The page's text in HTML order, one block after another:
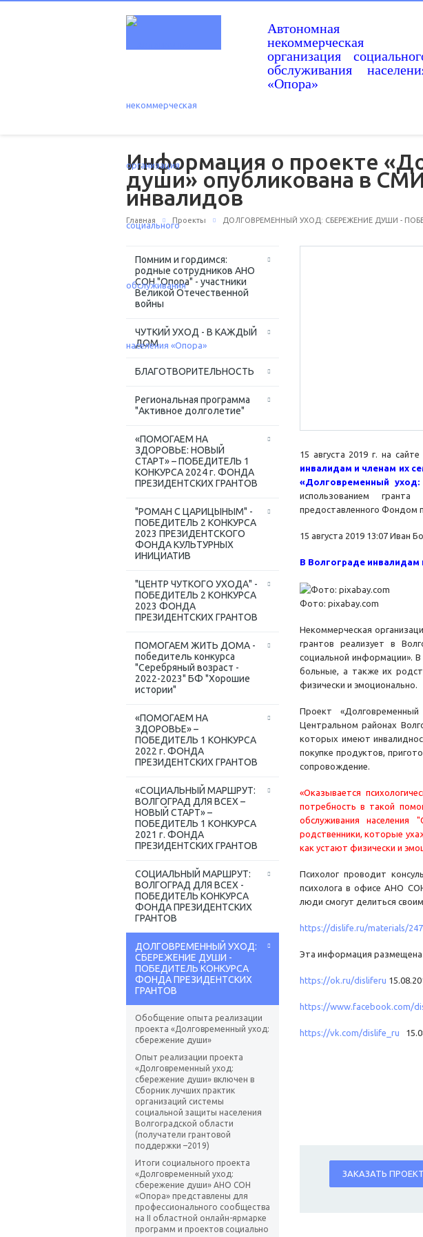
Автономная
некоммерческая
организация
обслуживания
«Опора»
Информация о проекте
души» опубликована в
инвалидов
Главная Проекты ДОЛГОВРЕМЕННЫЙ УХОД: СБЕРЕЖЕНИЕ ДУШИ -
Помним и гордимся:
родные сотрудников АНО
СОН "Опора" - участники
Великой Отечественной
войны
ЧУТКИЙ УХОД - В КАЖДЫЙ
ДОМ
БЛАГОТВОРИТЕЛЬНОСТЬ
Региональная программа
"Активное долголетие"
«ПОМОГАЕМ НА
ЗДОРОВЬЕ: НОВЫЙ
СТАРТ» – ПОБЕДИТЕЛЬ 1
КОНКУРСА 2024 г. ФОНДА
ПРЕЗИДЕНТСКИХ ГРАНТОВ
"РОМАН С ЦАРИЦЫНЫМ" -
ПОБЕДИТЕЛЬ 2 КОНКУРСА
2023 ПРЕЗИДЕНТСКОГО
ФОНДА КУЛЬТУРНЫХ
ИНИЦИАТИВ
"ЦЕНТР ЧУТКОГО УХОДА" -
ПОБЕДИТЕЛЬ 2 КОНКУРСА
2023 ФОНДА
ПРЕЗИДЕНТСКИХ ГРАНТОВ
ПОМОГАЕМ ЖИТЬ ДОМА -
победитель конкурса
"Серебряный возраст -
2022-2023" БФ "Хорошие
истории"
«ПОМОГАЕМ НА
ЗДОРОВЬЕ» –
ПОБЕДИТЕЛЬ 1 КОНКУРСА
2022 г. ФОНДА
ПРЕЗИДЕНТСКИХ ГРАНТОВ
«СОЦИАЛЬНЫЙ МАРШРУТ:
ВОЛГОГРАД ДЛЯ ВСЕХ –
НОВЫЙ СТАРТ» –
ПОБЕДИТЕЛЬ 1 КОНКУРСА
2021 г. ФОНДА
ПРЕЗИДЕНТСКИХ ГРАНТОВ
СОЦИАЛЬНЫЙ МАРШРУТ:
ВОЛГОГРАД ДЛЯ ВСЕХ -
ПОБЕДИТЕЛЬ КОНКУРСА
ФОНДА ПРЕЗИДЕНТСКИХ
ГРАНТОВ
ДОЛГОВРЕМЕННЫЙ УХОД:
СБЕРЕЖЕНИЕ ДУШИ -
ПОБЕДИТЕЛЬ КОНКУРСА
ФОНДА ПРЕЗИДЕНТСКИХ
ГРАНТОВ
Обобщение опыта реализации
проекта «Долговременный уход:
сбережение души»
Опыт реализации проекта
«Долговременный уход:
сбережение души» включен в
Сборник лучших практик
организаций системы
социальной защиты населения
Волгоградской области
(получатели грантовой
поддержки –2019)
Итоги социального проекта
«Долговременный уход:
сбережение души» АНО СОН
«Опора» представлены для
профессионального сообщества
на II областной онлайн-ярмарке
программ и проектов социально
15 августа 2019 г. на сайте
инвалидам и членам их
«Долговременный
использованием
предоставленного Фондом
15 августа 2019 13:07 Иван
В Волгограде инвалидам
Фото: pixabay.com
Некоммерческая
грантов реализует в
социальной информации».
больные, а также их
физически и эмоционально.
Проект
Центральном районах
которых имеют
покупке продуктов,
сопровождение.
«Оказывается
потребность в такой
обслуживания
родственники, которые
как устают физически и
Психолог проводит
психолога в офисе АНО
люди смогут делиться
https://dislife.ru/materials/
Эта информация размещена
https://ok.ru/disliferu
https://www.facebook.com/
https://vk.com/dislife_ru
ЗАКАЗАТЬ ПРОЕКТ